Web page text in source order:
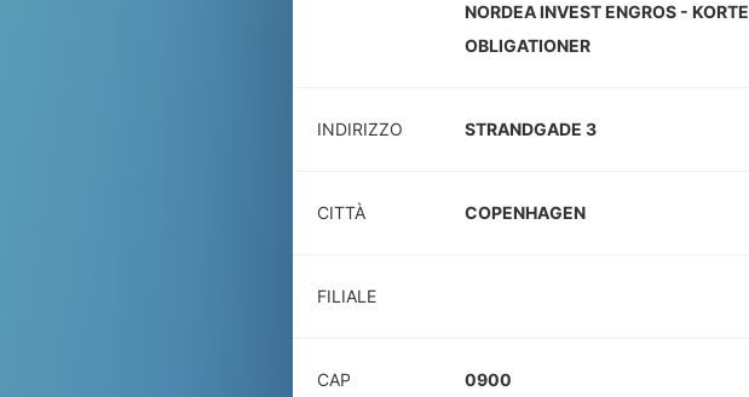
NORDEA INVEST ENGROS - KORTE
OBLIGATIONER
INDIRIZZO STRANDGADE 3
CITTÀ COPENHAGEN
FILIALE
CAP 0900